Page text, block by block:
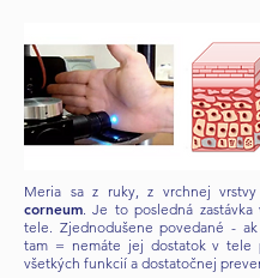
Meria sa z ruky, z vrchnej vrstvy
corneum. Je to posledná zastávka
tele. Zjednodušene povedané -
tam = nemáte jej dostatok v tele
všetkých funkcií a dostatočnej